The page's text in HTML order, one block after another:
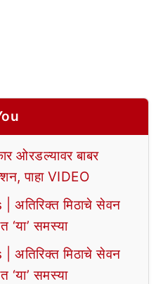
ओरडल्यावर बाबर
पाहा VIDEO
मिठाचे सेवन
‘या’ समस्या
मिठाचे सेवन
‘या’ समस्या